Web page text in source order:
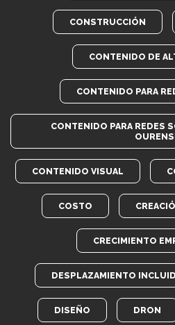
CONSTRUCCIÓN
CONTENIDO DE
CONTENIDO PARA
CONTENIDO PARA REDES
CONTENIDO VISUAL
COSTO
CRECIMIENTO
DESPLAZAMIENTO
DISEÑO DRON